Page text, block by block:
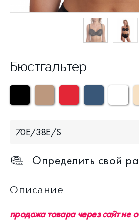
Бюстгальтер
70Е/38Е/S
Определить свой
Описание
продажа товара через сайт не